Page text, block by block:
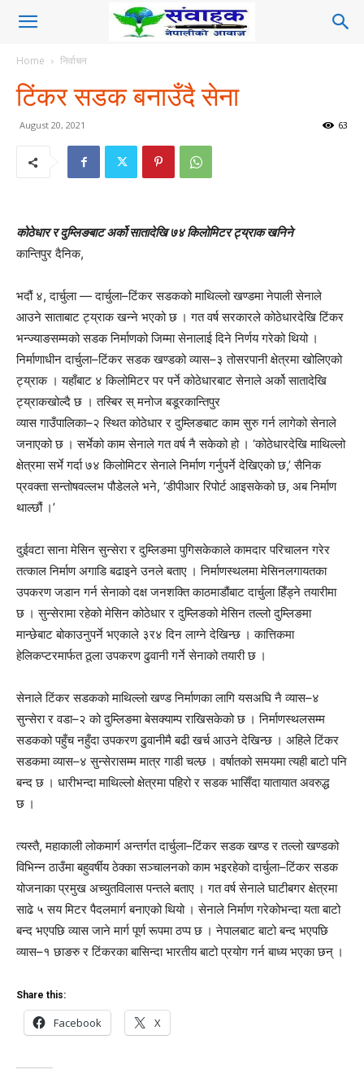
Home निर्वाचन
टिंकर सडक बनाउँदै सेना
August 20, 2021 63
कोठेधार र दुम्लिङबाट अर्को सातादेखि ७४ किलोमिटर ट्य्राक खनिने
कान्तिपुर दैनिक,
भदौं ४, दार्चुला — दार्चुला–टिंकर सडकको माथिल्लो खण्डमा नेपाली सेनाले
आउने साताबाट ट्य्राक खन्ने भएको छ । गत वर्ष सरकारले कोठेधारदेखि टिंकर
भन्ज्याङसम्मको सडक निर्माणको जिम्मा सेनालाई दिने निर्णय गरेको थियो ।
निर्माणाधीन दार्चुला–टिंकर सडक खण्डको व्यास–३ तोसरपानी क्षेत्रमा खोलिएको
ट्य्राक । यहाँबाट ४ किलोमिटर पर पर्ने कोठेधारबाट सेनाले अर्को सातादेखि
ट्य्राकखोल्दै छ । तस्बिर स् मनोज बडूरकान्तिपुर
व्यास गाउँपालिका–२ स्थित कोठेधार र दुम्लिङबाट काम सुरु गर्न लागेको सेनाले
जनाएको छ । सर्भेको काम सेनाले गत वर्ष नै सकेको हो । ‘कोठेधारदेखि माथिल्लो
क्षेत्रमा सर्भे गर्दा ७४ किलोमिटर सेनाले निर्माण गर्नुपर्ने देखिएको छ,’ सैनिक
प्रवक्ता सन्तोषवल्लभ पौडेलले भने, ‘डीपीआर रिपोर्ट आइसकेको छ, अब निर्माण
थाल्छौं ।’
दुईवटा साना मेसिन सुन्सेरा र दुम्लिङमा पुगिसकेकाले कामदार परिचालन गरेर
तत्काल निर्माण अगाडि बढाइने उनले बताए । निर्माणस्थलमा मेसिनलगायतका
उपकरण जडान गर्न सेनाको दक्ष जनशक्ति काठमाडौंबाट दार्चुला हिँड्ने तयारीमा
छ । सुन्सेरामा रहेको मेसिन कोठेधार र दुम्लिङको मेसिन तल्लो दुम्लिङमा
मान्छेबाट बोकाउनुपर्ने भएकाले ३र४ दिन लाग्ने देखिन्छ । कात्तिकमा
हेलिकप्टरमार्फत ठूला उपकरण ढुवानी गर्ने सेनाको तयारी छ ।
सेनाले टिंकर सडकको माथिल्लो खण्ड निर्माणका लागि यसअघि नै व्यास–४
सुन्सेरा र वडा–२ को दुम्लिङमा बेसक्याम्प राखिसकेको छ । निर्माणस्थलसम्म
सडकको पहुँच नहुँदा उपकरण ढुवानीमै बढी खर्च आउने देखिन्छ । अहिले टिंकर
सडकमा व्यास–४ सुन्सेरासम्म मात्र गाडी चल्छ । वर्षातको समयमा त्यही बाटो पनि
बन्द छ । धारीभन्दा माथिल्लो क्षेत्रमा पहिरो र सडक भासिँदा यातायात अवरुद्ध
छ ।
त्यस्तै, महाकाली लोकमार्ग अन्तर्गत दार्चुला–टिंकर सडक खण्ड र तल्लो खण्डको
विभिन्न ठाउँमा बहुवर्षीय ठेक्का सञ्चालनको काम भइरहेको दार्चुला–टिंकर सडक
योजनाका प्रमुख अच्युतविलास पन्तले बताए । गत वर्ष सेनाले घाटीबगर क्षेत्रमा
साढे ५ सय मिटर पैदलमार्ग बनाएको थियो । सेनाले निर्माण गरेकोभन्दा यता बाटो
बन्द भएपछि व्यास जाने मार्ग पूर्ण रूपमा ठप्प छ । नेपालबाट बाटो बन्द भएपछि
व्यास–१ छाङरु र टिंकरका बासिन्दा भारतीय बाटो प्रयोग गर्न बाध्य भएका छन् ।
Share this:
Facebook X